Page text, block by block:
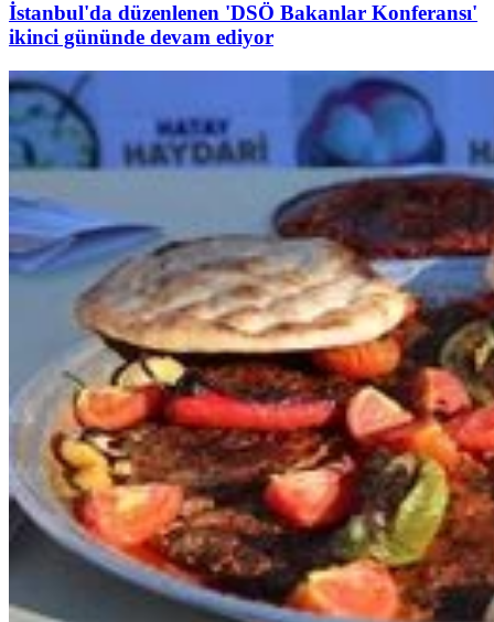
İstanbul'da düzenlenen 'DSÖ Bakanlar Konferansı'
ikinci gününde devam ediyor